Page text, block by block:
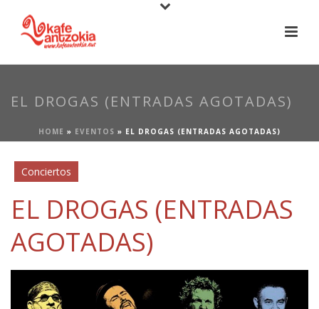
EL DROGAS (ENTRADAS AGOTADAS)
HOME » EVENTOS » EL DROGAS (ENTRADAS AGOTADAS)
Conciertos
EL DROGAS (ENTRADAS
AGOTADAS)